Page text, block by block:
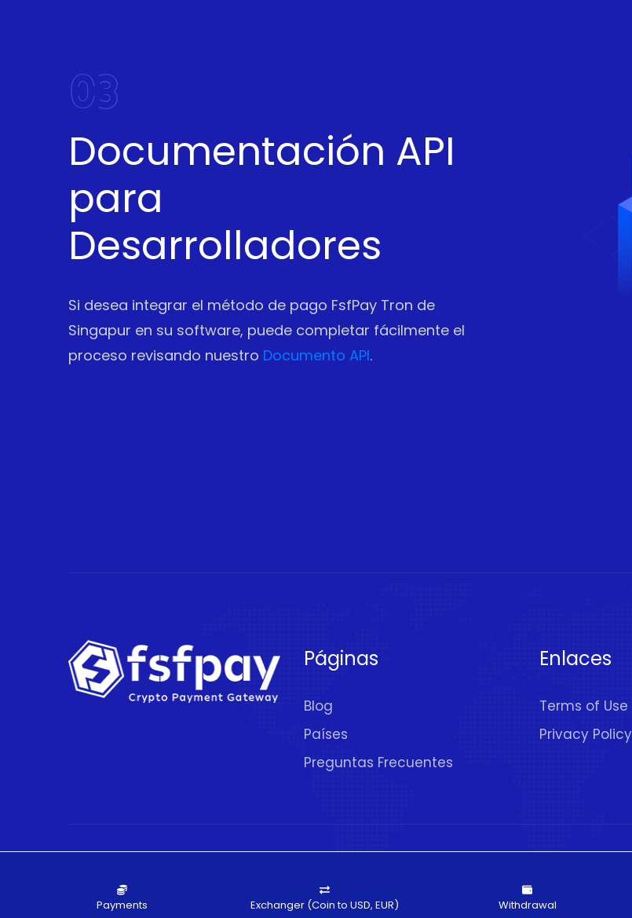
03
Documentación API
para
Desarrolladores
Si desea integrar el método de pago FsfPay Tron de
Singapur en su software, puede completar fácilmente el
proceso revisando nuestro Documento API.
Páginas
Blog
Países
Preguntas Frecuentes
Enlaces
Terms of Use
Privacy Policy
Payments Exchanger (Coin to USD, EUR) Withdrawal